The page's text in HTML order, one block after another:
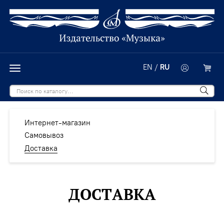
EN / RU
Интернет-магазин
Самовывоз
Доставка
ДОСТАВКА